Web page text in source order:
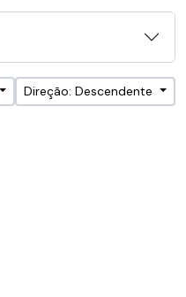
Direção: Descendente